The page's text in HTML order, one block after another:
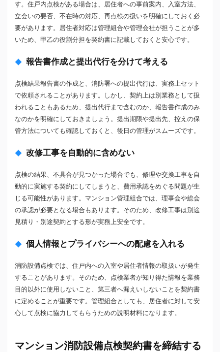
す。住戸内点検がある場合は、居住者への事前案内、入室方法、
立会いの要否、不在時の対応、再点検の扱いを明確にしておく必
要があります。居住者対応は管理組合や管理会社が担うことが多
いため、甲乙の役割分担を契約書に記載しておくと安心です。
報告書作成と提出代行を分けて考える
点検結果報告書の作成と、消防署への提出代行は、実務上セット
で依頼されることがあります。しかし、契約上は別業務として扱
われることもあるため、提出代行まで含むのか、報告書作成のみ
なのかを明確にしておきましょう。提出期限や提出先、控えの保
管方法についても確認しておくと、後日の管理がスムーズです。
改修工事を自動的に含めない
点検の結果、不具合が見つかった場合でも、修理や交換工事を自
動的に実施する契約にしてしまうと、費用承認をめぐる問題が生
じる可能性があります。マンション管理組合では、理事会や総会
の承認が必要となる場合もあります。そのため、改修工事は別途
見積り・別途契約とする形が実務上安全です。
個人情報とプライバシーへの配慮を入れる
消防設備点検では、住戸内への入室や居住者情報の取扱いが発生
することがあります。そのため、点検業者が知り得た情報を業務
目的以外に使用しないこと、第三者へ漏えいしないことを契約書
に定めることが重要です。管理組合としても、居住者に対して安
心して点検に協力してもらうための説明材料になります。
マンション消防設備点検契約書を締結する